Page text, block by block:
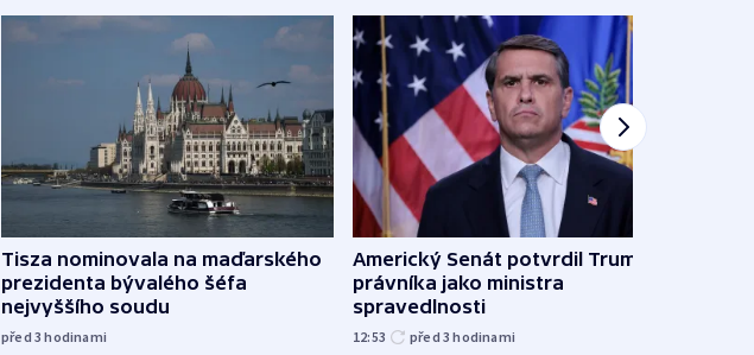
Tisza nominovala na maďarského
prezidenta bývalého šéfa
nejvyššího soudu
před 3hodinami
Americký Senát potvrdil Trumpova
právníka jako ministra
spravedlnosti
12:53 před 3hodinami